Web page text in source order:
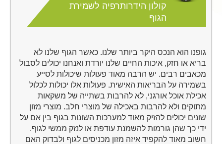
קולון הידרותרפיה לשמירת
הגוף
גופנו הוא הנכס היקר ביותר שלנו. כאשר הגוף שלנו לא
בריא או חזק, איכות החיים שלנו יורדת ואנחנו יכולים לסבול
מכאבים רבים. יש הרבה מאוד פעולות שיכולות לסייע
בשמירה על הבריאות האישית. פעולות אלו יכולות לכלול
אכילת אוכל אורגני, לא להרבות בשתייה של משקאות
מתוקים ולא להרבות באכילה של מוצרי חלב. מוצרי מזון
שונים יכולים להזיק מאוד למערכות השונות בגוף בין אם על
ידי כך שהן גורמות להשמנת עודפת או לנזק ממשי לגוף.
חשוב מאוד להקפיד איזה מזון מכניסים לגוף ולבדוק האם